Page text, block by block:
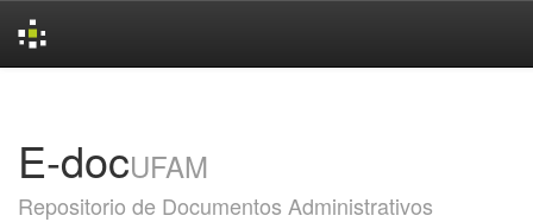
E-docUFAM
Repositorio de Documentos Administrativos